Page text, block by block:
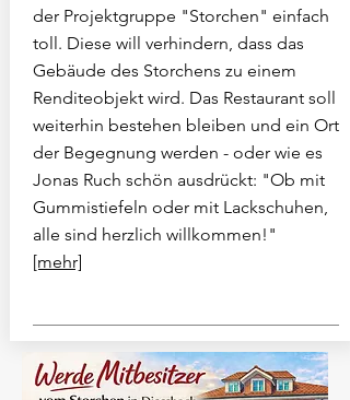
der Projektgruppe "Storchen" einfach
toll. Diese will verhindern, dass das
Gebäude des Storchens zu einem
Renditeobjekt wird. Das Restaurant soll
weiterhin bestehen bleiben und ein Ort
der Begegnung werden - oder wie es
Jonas Ruch schön ausdrückt: "Ob mit
Gummistiefeln oder mit Lackschuhen,
alle sind herzlich willkommen!"
[mehr]